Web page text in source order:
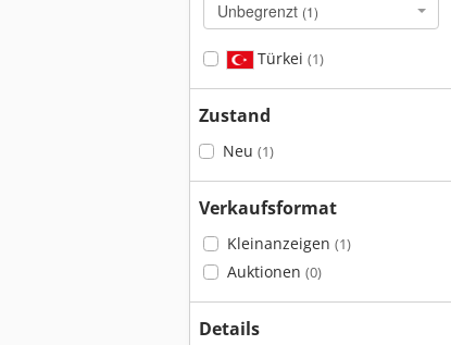
Unbegrenzt (1)
Türkei (1)
Zustand
Neu (1)
Verkaufsformat
Kleinanzeigen (1)
Auktionen (0)
Details